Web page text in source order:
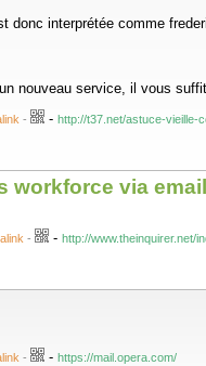
donc interprétée comme
nouveau service, il vous
- - http://t37.net/astuce-vieille-
workforce via
- - http://www.theinquirer.net/
- - https://mail.opera.com/